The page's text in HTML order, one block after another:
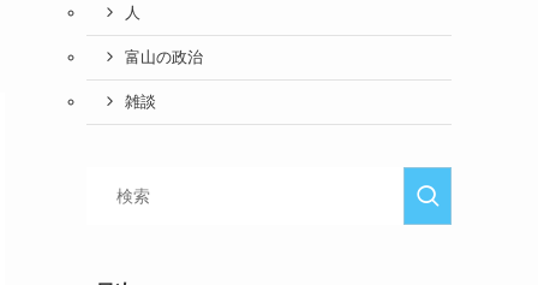
人
富山の政治
雑談